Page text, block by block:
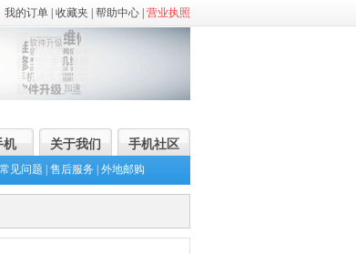
我的订单 收藏夹 帮助中心 营业执照
机 关于我们
手机社区
常见问题 售后服务 外地邮购